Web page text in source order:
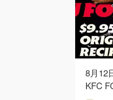
8月
KFC